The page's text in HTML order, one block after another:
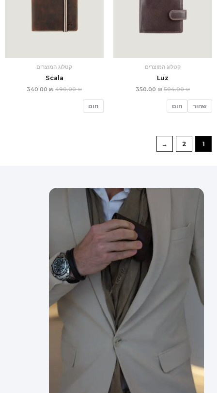
קטלוג המוצרים
Luz
504.00₪
350.00 ₪
שחור חום
קטלוג המוצרים
Scala
490.00₪
340.00 ₪
חום
1
2
←